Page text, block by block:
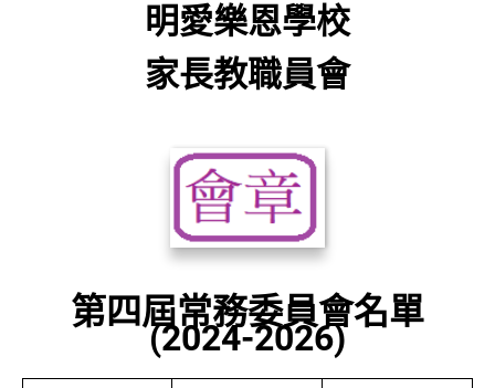
明愛樂恩學校
家長教職員會
第四屆常務委員會名單
(2024-2026)